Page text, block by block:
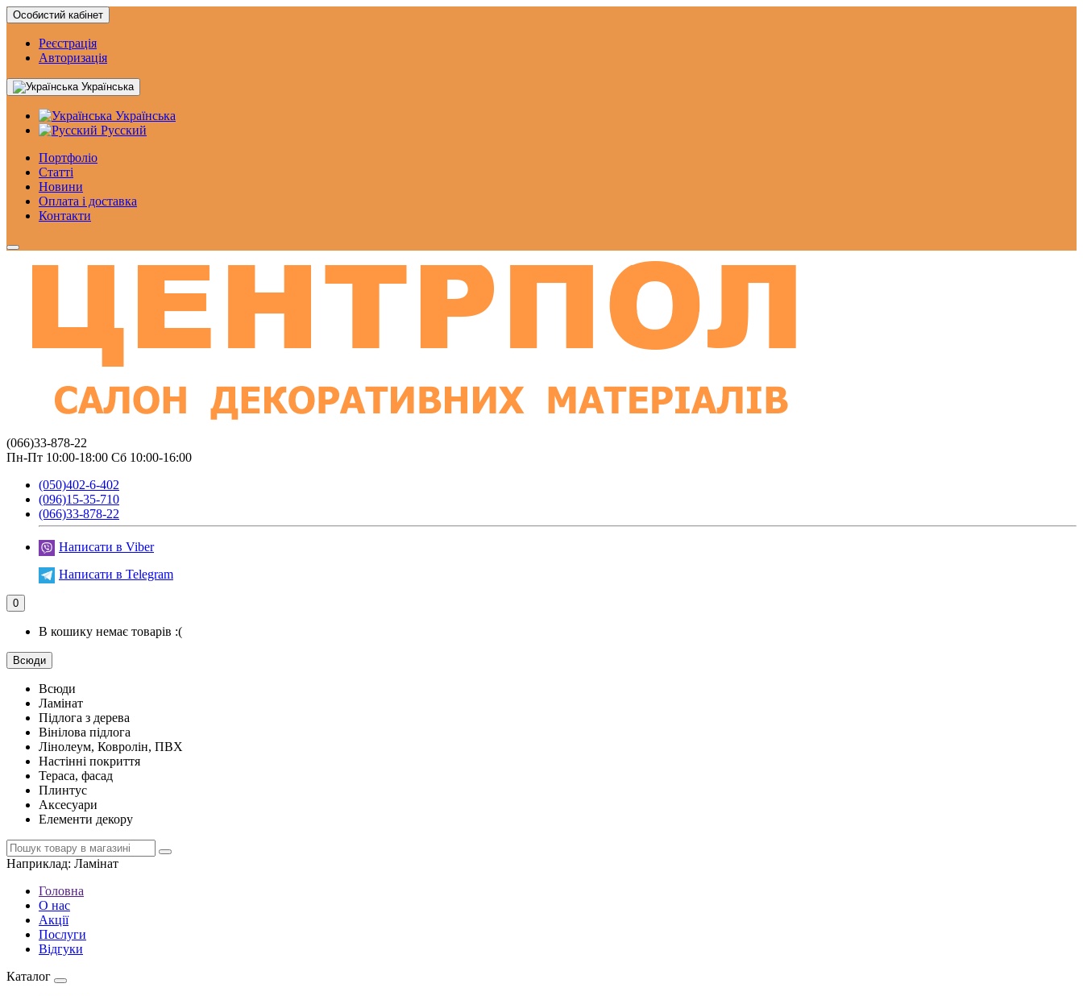
Особистий кабінет
Реєстрація
Авторизація
Українська
Українська
Русский
Портфоліо
Статтi
Новини
Оплата і доставка
Контакти
(066)33-878-22
Пн-Пт 10:00-18:00 Сб 10:00-16:00
(050)402-6-402
(096)15-35-710
(066)33-878-22
Написати в Viber
Написати в Telegram
0
В кошику немає товарів :(
Всюди
Всюди
Ламінат
Підлога з дерева
Вінілова підлога
Лінолеум, Ковролін, ПВХ
Настінні покриття
Тераса, фасад
Плинтус
Аксесуари
Елементи декору
Наприклад: Ламінат
Головна
О нас
Акції
Послуги
Відгуки
Каталог